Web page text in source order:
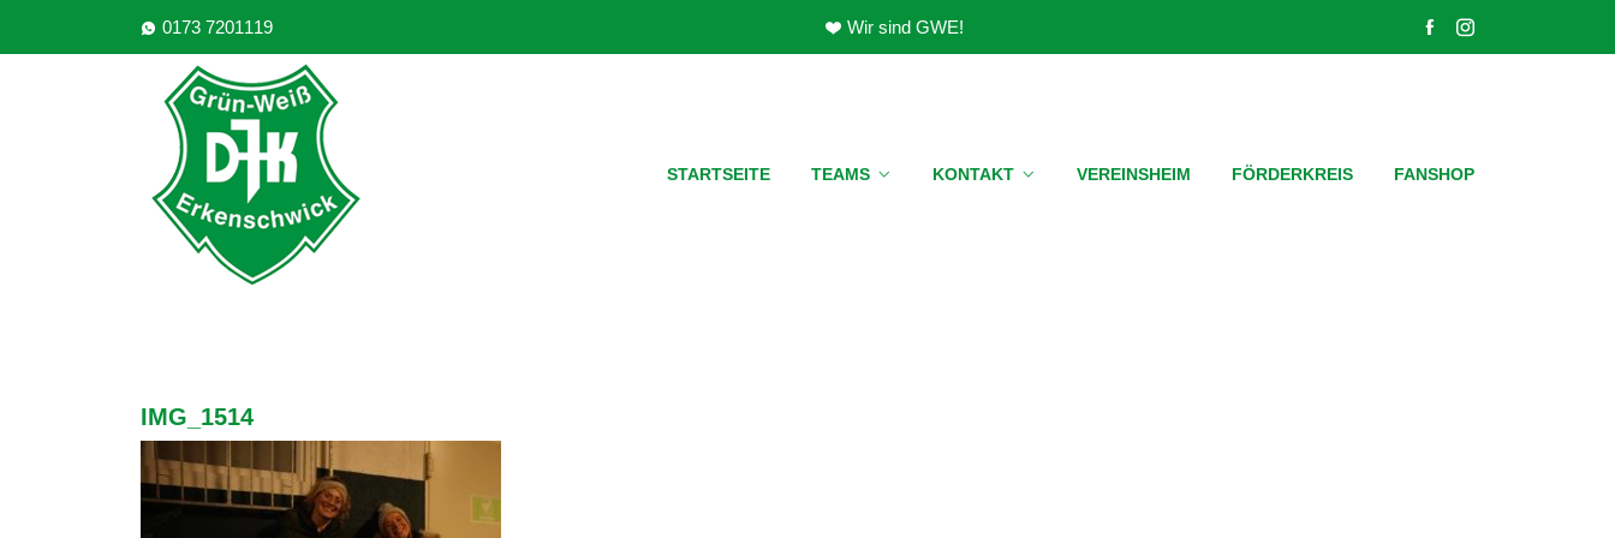
0173 7201119 Wir sind GWE!
STARTSEITE TEAMS KONTAKT VEREINSHEIM FÖRDERKREIS FANSHOP
IMG_1514